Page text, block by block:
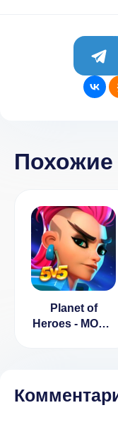
Похожие
Planet of
Heroes - MOBA